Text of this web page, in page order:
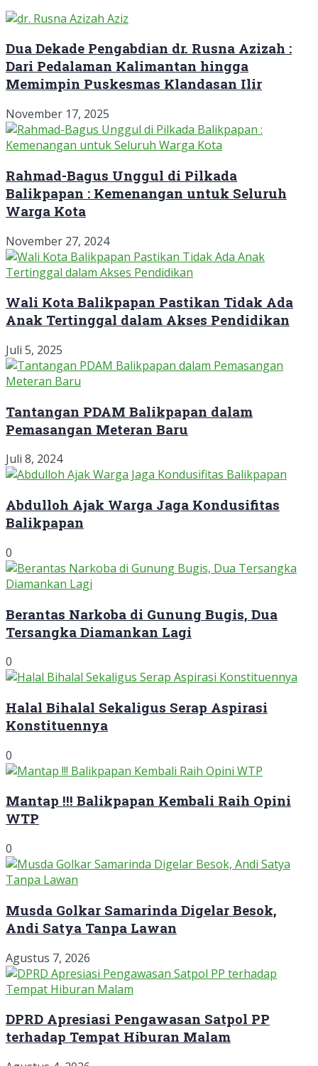
Dua Dekade Pengabdian dr. Rusna Azizah :
Dari Pedalaman Kalimantan hingga
Memimpin Puskesmas Klandasan Ilir
November 17, 2025
Rahmad-Bagus Unggul di Pilkada
Balikpapan : Kemenangan untuk Seluruh
Warga Kota
November 27, 2024
Wali Kota Balikpapan Pastikan Tidak Ada
Anak Tertinggal dalam Akses Pendidikan
Juli 5, 2025
Tantangan PDAM Balikpapan dalam
Pemasangan Meteran Baru
Juli 8, 2024
Abdulloh Ajak Warga Jaga Kondusifitas
Balikpapan
0
Berantas Narkoba di Gunung Bugis, Dua
Tersangka Diamankan Lagi
0
Halal Bihalal Sekaligus Serap Aspirasi
Konstituennya
0
Mantap !!! Balikpapan Kembali Raih Opini
WTP
0
Musda Golkar Samarinda Digelar Besok,
Andi Satya Tanpa Lawan
Agustus 7, 2026
DPRD Apresiasi Pengawasan Satpol PP
terhadap Tempat Hiburan Malam